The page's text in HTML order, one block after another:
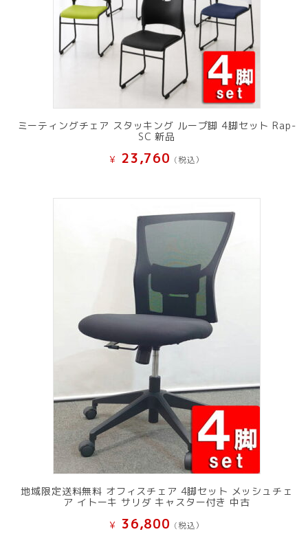
ミーティングチェア スタッキング ループ脚 4脚セット Rap-
SC 新品
¥ 23,760 (税込）
地域限定送料無料 オフィスチェア 4脚セット メッシュチェ
ア イトーキ サリダ キャスター付き 中古
¥ 36,800 (税込）